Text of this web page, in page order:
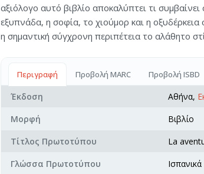
αξιόλογο αυτό βιβλίο αποκαλύπτει τι
εξυπνάδα, η σοφία, το χιούμορ και η
η σημαντική σύγχρονη περιπέτεια το αλάθητο
Περιγραφή Προβολή MARC Προβολή ISBD
Έκδοση Αθήνα,
Μορφή
Βιβλίο
Τίτλος Πρωτοτύπου
La
Γλώσσα Πρωτοτύπου
Ισπανικά